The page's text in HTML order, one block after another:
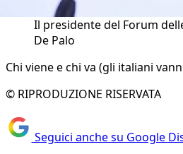
Il presidente del Forum
De Palo
Chi viene e chi va (gli italiani
© RIPRODUZIONE RISERVATA
Seguici anche su Google